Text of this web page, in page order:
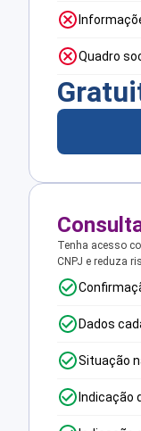
Quadro
Tenha acesso
CNPJ e reduza
Dados
Situação
Indicação